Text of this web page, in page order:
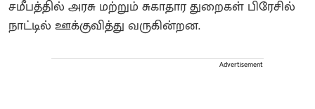
சமீபத்தில் அரசு மற்றும் சுகாதார துறைகள் பிரேசில்
நாட்டில் ஊக்குவித்து வருகின்றன.
Advertisement